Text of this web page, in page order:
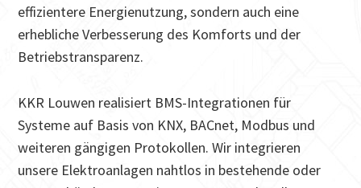
effizientere Energienutzung, sondern auch eine
erhebliche Verbesserung des Komforts und der
Betriebstransparenz.
KKR Louwen realisiert BMS-Integrationen für
Systeme auf Basis von KNX, BACnet, Modbus und
weiteren gängigen Protokollen. Wir integrieren
unsere Elektroanlagen nahtlos in bestehende oder